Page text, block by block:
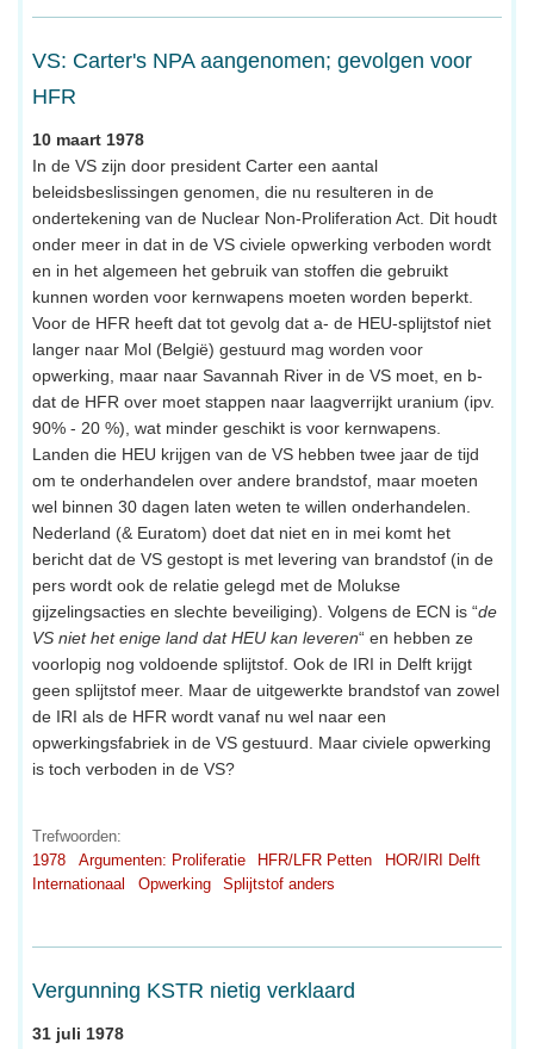
VS: Carter's NPA aangenomen; gevolgen voor
HFR
10 maart 1978
In de VS zijn door president Carter een aantal
beleidsbeslissingen genomen, die nu resulteren in de
ondertekening van de Nuclear Non-Proliferation Act. Dit houdt
onder meer in dat in de VS civiele opwerking verboden wordt
en in het algemeen het gebruik van stoffen die gebruikt
kunnen worden voor kernwapens moeten worden beperkt.
Voor de HFR heeft dat tot gevolg dat a- de HEU-splijtstof niet
langer naar Mol (België) gestuurd mag worden voor
opwerking, maar naar Savannah River in de VS moet, en b-
dat de HFR over moet stappen naar laagverrijkt uranium (ipv.
90% - 20 %), wat minder geschikt is voor kernwapens.
Landen die HEU krijgen van de VS hebben twee jaar de tijd
om te onderhandelen over andere brandstof, maar moeten
wel binnen 30 dagen laten weten te willen onderhandelen.
Nederland (& Euratom) doet dat niet en in mei komt het
bericht dat de VS gestopt is met levering van brandstof (in de
pers wordt ook de relatie gelegd met de Molukse
gijzelingsacties en slechte beveiliging). Volgens de ECN is “de
VS niet het enige land dat HEU kan leveren“ en hebben ze
voorlopig nog voldoende splijtstof. Ook de IRI in Delft krijgt
geen splijtstof meer. Maar de uitgewerkte brandstof van zowel
de IRI als de HFR wordt vanaf nu wel naar een
opwerkingsfabriek in de VS gestuurd. Maar civiele opwerking
is toch verboden in de VS?
Trefwoorden:
1978
Argumenten: Proliferatie HFR/LFR Petten
HOR/IRI Delft
Internationaal
Opwerking Splijtstof anders
Vergunning KSTR nietig verklaard
31 juli 1978